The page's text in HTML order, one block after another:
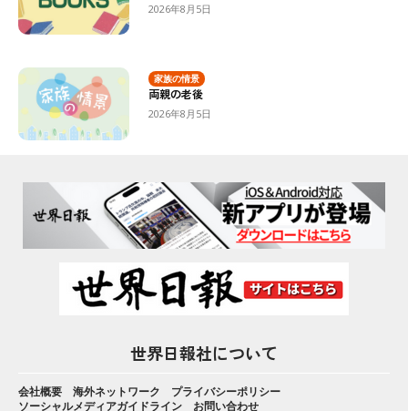
2026年8月5日
家族の情景
両親の老後
2026年8月5日
世界日報社について
会社概要 海外ネットワーク
プライバシーポリシー
ソーシャルメディアガイドライン
お問い合わせ